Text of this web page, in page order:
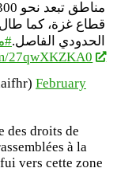
قطاع غزة، كما
الحدودي الفاصل.
27qwXKZKA0
February
des droits de
à la
vers cette zone